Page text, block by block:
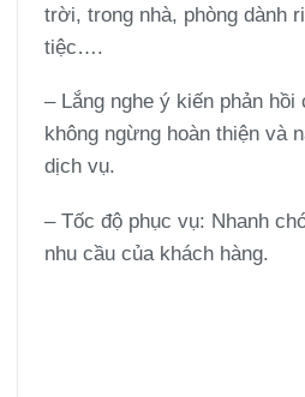
trời, trong nhà, phòng dành
tiệc….
– Lắng nghe ý kiến phản hồi
không ngừng hoàn thiện và
dịch vụ.
– Tốc độ phục vụ: Nhanh
nhu cầu của khách hàng.